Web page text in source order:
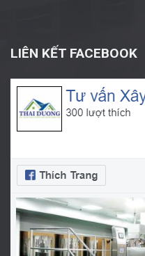
LIÊN KẾT FACEBOOK